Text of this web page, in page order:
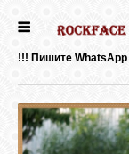
ДЕВОЧКИ
!!! Пишите WhatsApp